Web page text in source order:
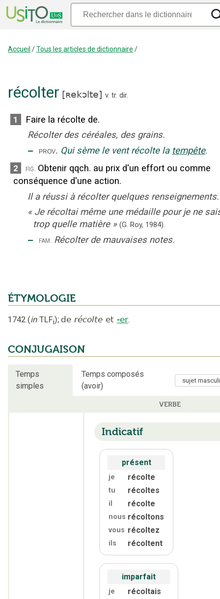
Accueil /Tous les articles de dictionnaire /
récolter [ʀekɔlte] v. tr. dir.
1
Faire la récolte de.
Récolter des céréales, des grains.
‒ prov. Qui sème le vent récolte la tempête.
2 fig. Obtenir qqch. au prix d'un effort ou comme
conséquence d'une action.
Il a réussi à récolter quelques renseignements.
« Je récoltai même une médaille pour je ne
trop quelle matière » (G. Roy, 1984).
‒ fam. Récolter de mauvaises notes.
ÉTYMOLOGIE
1742 (in TLFi); de récolte et -er.
CONJUGAISON
Temps
simples
Temps composés
(avoir)
VERBE
Indicatif
présent
je récolte
tu récoltes
il récolte
nous récoltons
vous récoltez
ils récoltent
imparfait
je récoltais